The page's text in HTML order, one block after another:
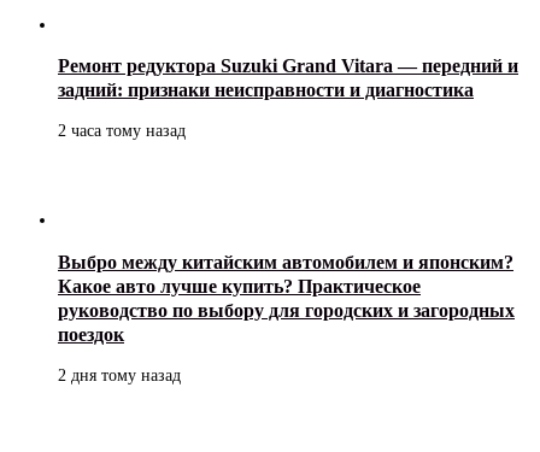
Ремонт редуктора Suzuki Grand Vitara — передний и
задний: признаки неисправности и диагностика
2 часа тому назад
Выбро между китайским автомобилем и японским?
Какое авто лучше купить? Практическое
руководство по выбору для городских и загородных
поездок
2 дня тому назад